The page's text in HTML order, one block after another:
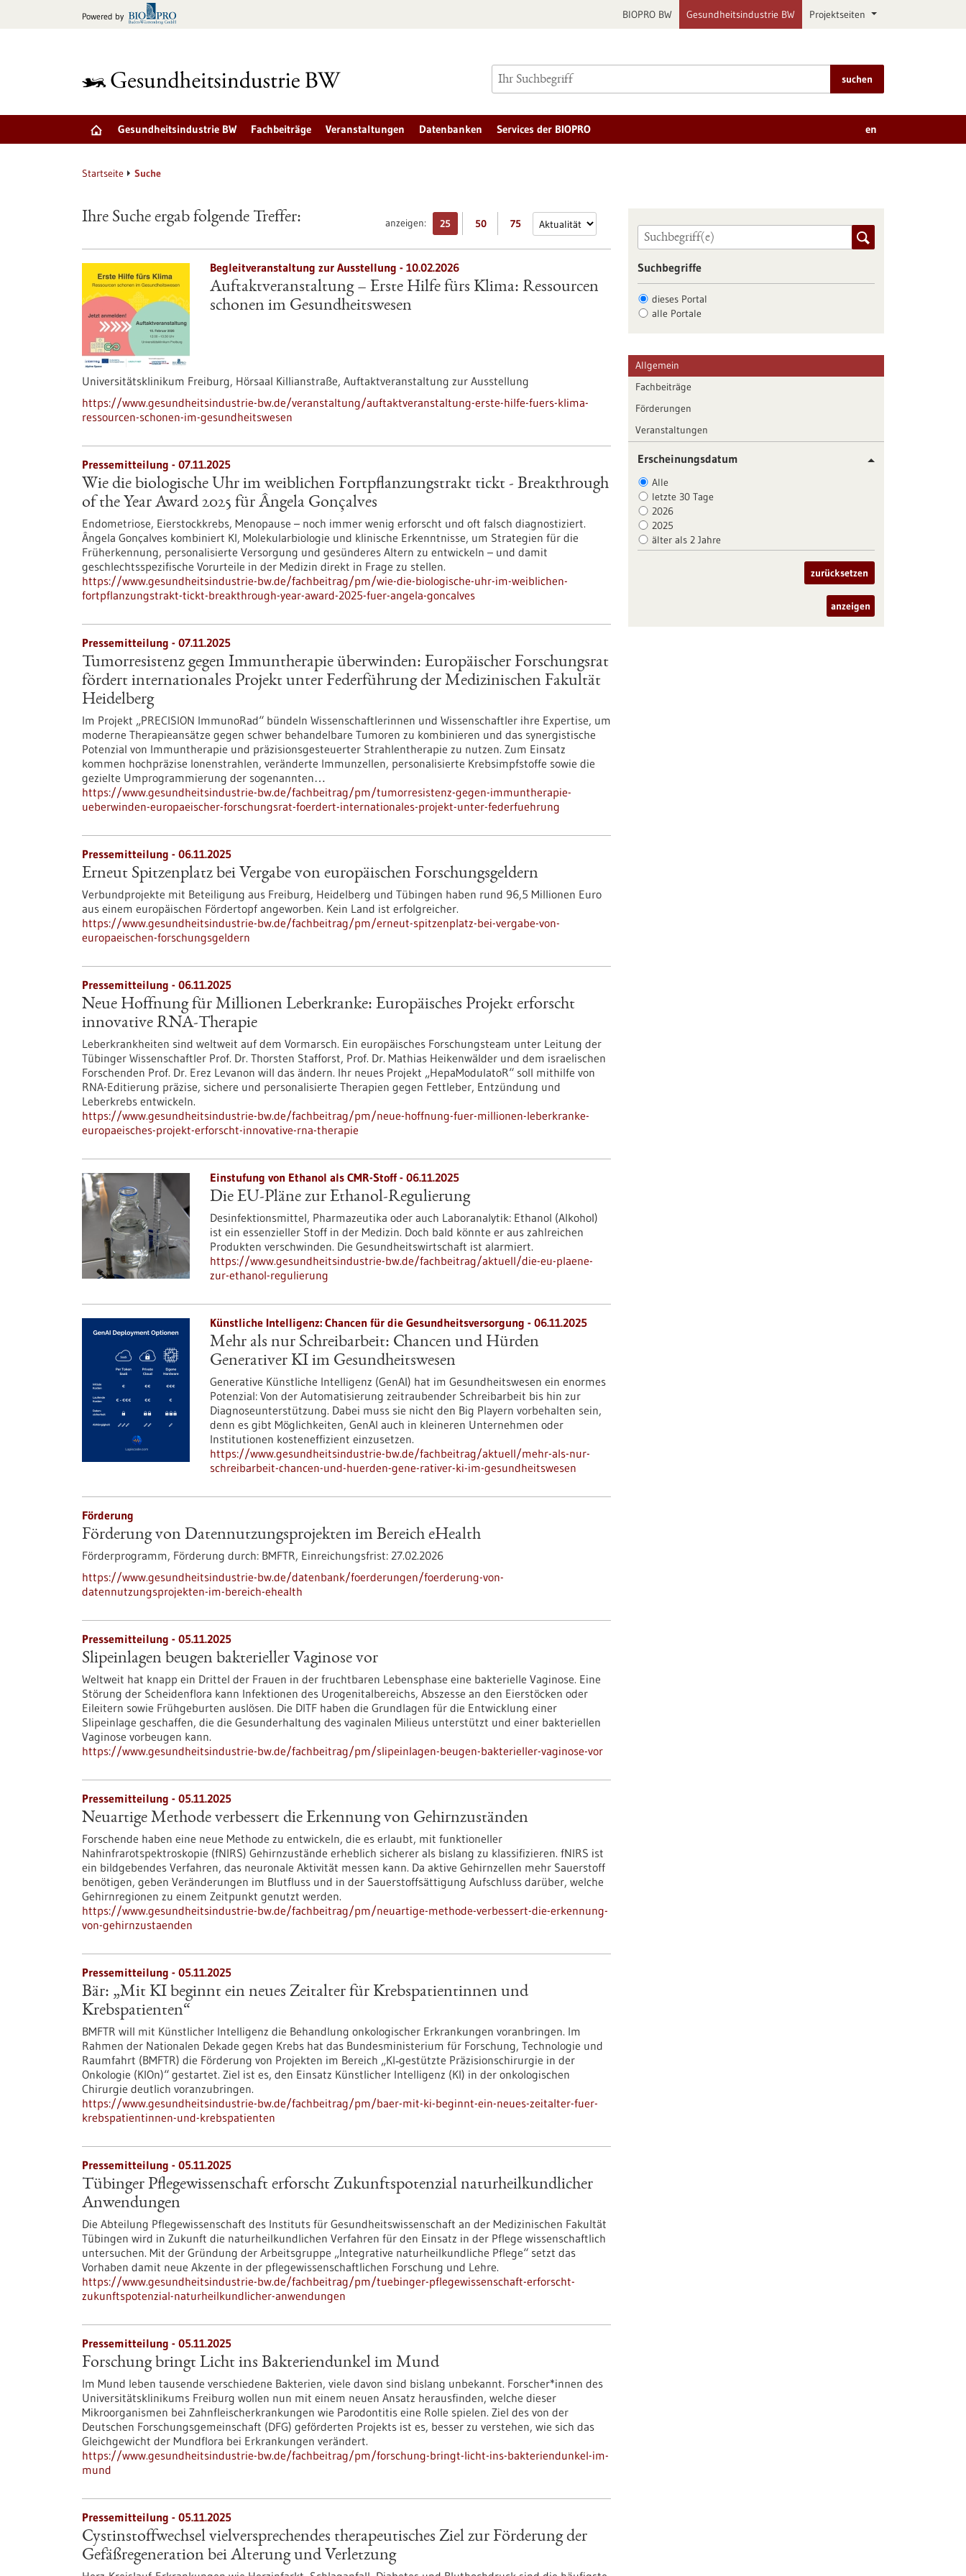
Powered by BIOPRO BW Gesundheitsindustrie BW Projektseiten
suchen
Gesundheitsindustrie BW Fachbeiträge Veranstaltungen Datenbanken Services der BIOPRO en
Startseite Suche
anzeigen: 25 50 75
Ihre Suche ergab folgende Treffer:
Begleitveranstaltung zur Ausstellung - 10.02.2026
Auftaktveranstaltung – Erste Hilfe fürs Klima: Ressourcen
schonen im Gesundheitswesen
Universitätsklinikum Freiburg, Hörsaal Killianstraße, Auftaktveranstaltung zur Ausstellung
https://www.gesundheitsindustrie-bw.de/veranstaltung/auftaktveranstaltung-erste-hilfe-fuers-klima-
ressourcen-schonen-im-gesundheitswesen
Pressemitteilung - 07.11.2025
Wie die biologische Uhr im weiblichen Fortpflanzungstrakt tickt - Breakthrough
of the Year Award 2025 für Ângela Gonçalves
Endometriose, Eierstockkrebs, Menopause – noch immer wenig erforscht und oft falsch diagnostiziert.
Ângela Gonçalves kombiniert KI, Molekularbiologie und klinische Erkenntnisse, um Strategien für die
Früherkennung, personalisierte Versorgung und gesünderes Altern zu entwickeln – und damit
geschlechtsspezifische Vorurteile in der Medizin direkt in Frage zu stellen.
https://www.gesundheitsindustrie-bw.de/fachbeitrag/pm/wie-die-biologische-uhr-im-weiblichen-
fortpflanzungstrakt-tickt-breakthrough-year-award-2025-fuer-angela-goncalves
Pressemitteilung - 07.11.2025
Tumorresistenz gegen Immuntherapie überwinden: Europäischer Forschungsrat
fördert internationales Projekt unter Federführung der Medizinischen Fakultät
Heidelberg
Im Projekt „PRECISION ImmunoRad“ bündeln Wissenschaftlerinnen und Wissenschaftler ihre Expertise, um
moderne Therapieansätze gegen schwer behandelbare Tumoren zu kombinieren und das synergistische
Potenzial von Immuntherapie und präzisionsgesteuerter Strahlentherapie zu nutzen. Zum Einsatz
kommen hochpräzise Ionenstrahlen, veränderte Immunzellen, personalisierte Krebsimpfstoffe sowie die
gezielte Umprogrammierung der sogenannten…
https://www.gesundheitsindustrie-bw.de/fachbeitrag/pm/tumorresistenz-gegen-immuntherapie-
ueberwinden-europaeischer-forschungsrat-foerdert-internationales-projekt-unter-federfuehrung
Pressemitteilung - 06.11.2025
Erneut Spitzenplatz bei Vergabe von europäischen Forschungsgeldern
Verbundprojekte mit Beteiligung aus Freiburg, Heidelberg und Tübingen haben rund 96,5 Millionen Euro
aus einem europäischen Fördertopf angeworben. Kein Land ist erfolgreicher.
https://www.gesundheitsindustrie-bw.de/fachbeitrag/pm/erneut-spitzenplatz-bei-vergabe-von-
europaeischen-forschungsgeldern
Pressemitteilung - 06.11.2025
Neue Hoffnung für Millionen Leberkranke: Europäisches Projekt erforscht
innovative RNA-Therapie
Leberkrankheiten sind weltweit auf dem Vormarsch. Ein europäisches Forschungsteam unter Leitung der
Tübinger Wissenschaftler Prof. Dr. Thorsten Stafforst, Prof. Dr. Mathias Heikenwälder und dem israelischen
Forschenden Prof. Dr. Erez Levanon will das ändern. Ihr neues Projekt „HepaModulatoR“ soll mithilfe von
RNA-Editierung präzise, sichere und personalisierte Therapien gegen Fettleber, Entzündung und
Leberkrebs entwickeln.
https://www.gesundheitsindustrie-bw.de/fachbeitrag/pm/neue-hoffnung-fuer-millionen-leberkranke-
europaeisches-projekt-erforscht-innovative-rna-therapie
Einstufung von Ethanol als CMR-Stoff - 06.11.2025
Die EU-Pläne zur Ethanol-Regulierung
Desinfektionsmittel, Pharmazeutika oder auch Laboranalytik: Ethanol (Alkohol)
ist ein essenzieller Stoff in der Medizin. Doch bald könnte er aus zahlreichen
Produkten verschwinden. Die Gesundheitswirtschaft ist alarmiert.
https://www.gesundheitsindustrie-bw.de/fachbeitrag/aktuell/die-eu-plaene-
zur-ethanol-regulierung
Künstliche Intelligenz: Chancen für die Gesundheitsversorgung - 06.11.2025
Mehr als nur Schreibarbeit: Chancen und Hürden
Generativer KI im Gesundheitswesen
Generative Künstliche Intelligenz (GenAI) hat im Gesundheitswesen ein enormes
Potenzial: Von der Automatisierung zeitraubender Schreibarbeit bis hin zur
Diagnoseunterstützung. Dabei muss sie nicht den Big Playern vorbehalten sein,
denn es gibt Möglichkeiten, GenAI auch in kleineren Unternehmen oder
Institutionen kosteneffizient einzusetzen.
https://www.gesundheitsindustrie-bw.de/fachbeitrag/aktuell/mehr-als-nur-
schreibarbeit-chancen-und-huerden-gene-rativer-ki-im-gesundheitswesen
Förderung
Förderung von Datennutzungsprojekten im Bereich eHealth
Förderprogramm, Förderung durch: BMFTR, Einreichungsfrist: 27.02.2026
https://www.gesundheitsindustrie-bw.de/datenbank/foerderungen/foerderung-von-
datennutzungsprojekten-im-bereich-ehealth
Pressemitteilung - 05.11.2025
Slipeinlagen beugen bakterieller Vaginose vor
Weltweit hat knapp ein Drittel der Frauen in der fruchtbaren Lebensphase eine bakterielle Vaginose. Eine
Störung der Scheidenflora kann Infektionen des Urogenitalbereichs, Abszesse an den Eierstöcken oder
Eileitern sowie Frühgeburten auslösen. Die DITF haben die Grundlagen für die Entwicklung einer
Slipeinlage geschaffen, die die Gesunderhaltung des vaginalen Milieus unterstützt und einer bakteriellen
Vaginose vorbeugen kann.
https://www.gesundheitsindustrie-bw.de/fachbeitrag/pm/slipeinlagen-beugen-bakterieller-vaginose-vor
Pressemitteilung - 05.11.2025
Neuartige Methode verbessert die Erkennung von Gehirnzuständen
Forschende haben eine neue Methode zu entwickeln, die es erlaubt, mit funktioneller
Nahinfrarotspektroskopie (fNIRS) Gehirnzustände erheblich sicherer als bislang zu klassifizieren. fNIRS ist
ein bildgebendes Verfahren, das neuronale Aktivität messen kann. Da aktive Gehirnzellen mehr Sauerstoff
benötigen, geben Veränderungen im Blutfluss und in der Sauerstoffsättigung Aufschluss darüber, welche
Gehirnregionen zu einem Zeitpunkt genutzt werden.
https://www.gesundheitsindustrie-bw.de/fachbeitrag/pm/neuartige-methode-verbessert-die-erkennung-
von-gehirnzustaenden
Pressemitteilung - 05.11.2025
Bär: „Mit KI beginnt ein neues Zeitalter für Krebspatientinnen und
Krebspatienten“
BMFTR will mit Künstlicher Intelligenz die Behandlung onkologischer Erkrankungen voranbringen. Im
Rahmen der Nationalen Dekade gegen Krebs hat das Bundesministerium für Forschung, Technologie und
Raumfahrt (BMFTR) die Förderung von Projekten im Bereich „KI‑gestützte Präzisionschirurgie in der
Onkologie (KIOn)“ gestartet. Ziel ist es, den Einsatz Künstlicher Intelligenz (KI) in der onkologischen
Chirurgie deutlich voranzubringen.
https://www.gesundheitsindustrie-bw.de/fachbeitrag/pm/baer-mit-ki-beginnt-ein-neues-zeitalter-fuer-
krebspatientinnen-und-krebspatienten
Pressemitteilung - 05.11.2025
Tübinger Pflegewissenschaft erforscht Zukunftspotenzial naturheilkundlicher
Anwendungen
Die Abteilung Pflegewissenschaft des Instituts für Gesundheitswissenschaft an der Medizinischen Fakultät
Tübingen wird in Zukunft die naturheilkundlichen Verfahren für den Einsatz in der Pflege wissenschaftlich
untersuchen. Mit der Gründung der Arbeitsgruppe „Integrative naturheilkundliche Pflege“ setzt das
Vorhaben damit neue Akzente in der pflegewissenschaftlichen Forschung und Lehre.
https://www.gesundheitsindustrie-bw.de/fachbeitrag/pm/tuebinger-pflegewissenschaft-erforscht-
zukunftspotenzial-naturheilkundlicher-anwendungen
Pressemitteilung - 05.11.2025
Forschung bringt Licht ins Bakteriendunkel im Mund
Im Mund leben tausende verschiedene Bakterien, viele davon sind bislang unbekannt. Forscher*innen des
Universitätsklinikums Freiburg wollen nun mit einem neuen Ansatz herausfinden, welche dieser
Mikroorganismen bei Zahnfleischerkrankungen wie Parodontitis eine Rolle spielen. Ziel des von der
Deutschen Forschungsgemeinschaft (DFG) geförderten Projekts ist es, besser zu verstehen, wie sich das
Gleichgewicht der Mundflora bei Erkrankungen verändert.
https://www.gesundheitsindustrie-bw.de/fachbeitrag/pm/forschung-bringt-licht-ins-bakteriendunkel-im-
mund
Pressemitteilung - 05.11.2025
Cystinstoffwechsel vielversprechendes therapeutisches Ziel zur Förderung der
Gefäßregeneration bei Alterung und Verletzung
Suchbegriffe
dieses Portal
alle Portale
Allgemein
Fachbeiträge
Förderungen
Veranstaltungen
Erscheinungsdatum
Alle
letzte 30 Tage
2026
2025
älter als 2 Jahre
zurücksetzen
anzeigen